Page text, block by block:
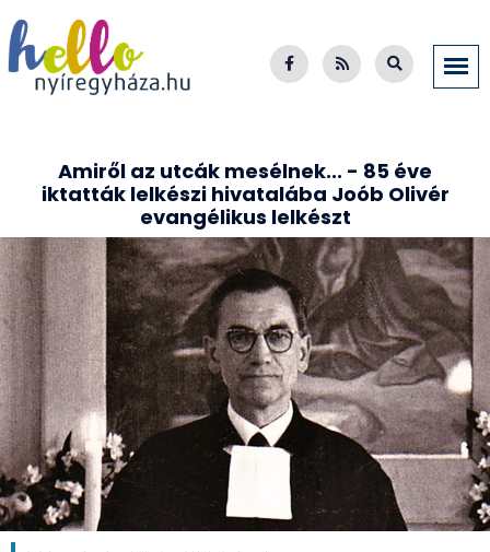
Amiről az utcák mesélnek... - 85 éve
iktatták lelkészi hivatalába Joób Olivér
evangélikus lelkészt